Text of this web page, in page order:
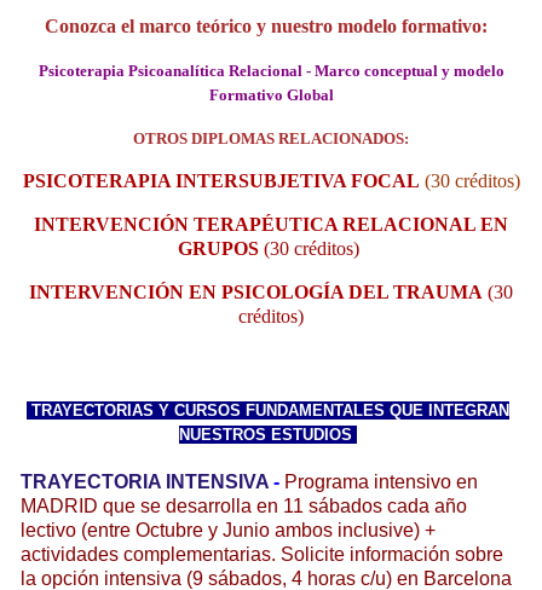
Conozca el marco teórico y nuestro modelo formativo:
Psicoterapia Psicoanalítica Relacional - Marco conceptual y modelo
Formativo Global
OTROS DIPLOMAS RELACIONADOS:
PSICOTERAPIA INTERSUBJETIVA FOCAL (30 créditos)
INTERVENCIÓN TERAPÉUTICA RELACIONAL EN
GRUPOS (30 créditos)
INTERVENCIÓN EN PSICOLOGÍA DEL TRAUMA (30
créditos)
TRAYECTORIAS Y CURSOS FUNDAMENTALES QUE INTEGRAN
NUESTROS ESTUDIOS
TRAYECTORIA INTENSIVA - Programa intensivo en
MADRID que se desarrolla en 11 sábados cada año
lectivo (entre Octubre y Junio ambos inclusive) +
actividades complementarias. Solicite información sobre
la opción intensiva (9 sábados, 4 horas c/u) en Barcelona